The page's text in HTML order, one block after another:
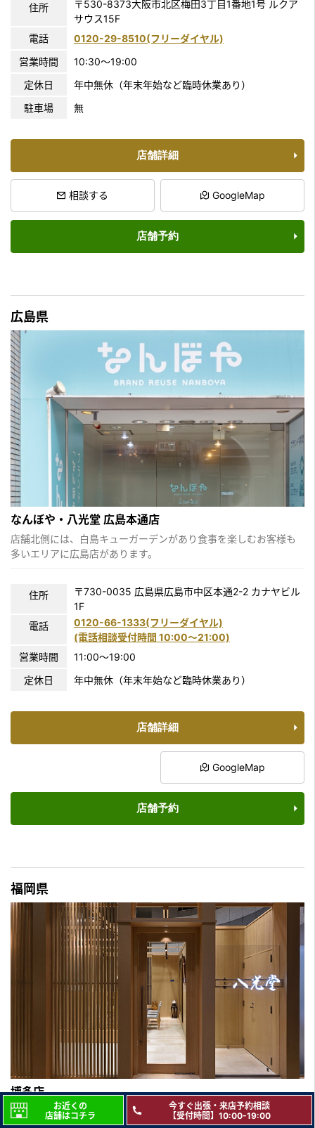
住所
〒530-8373大阪市北区梅田3丁目1番地1号 ルクア
サウス15F
電話
0120-29-8510(フリーダイヤル)
営業時間
10:30〜19:00
定休日
年中無休（年末年始など臨時休業あり）
駐車場
無
店舗詳細
相談する GoogleMap
店舗予約
広島県
なんぼや・八光堂 広島本通店
店舗北側には、白島キューガーデンがあり食事を楽しむお客様も
多いエリアに広島店があります。
住所
〒730-0035 広島県広島市中区本通2-2 カナヤビル
1F
電話
0120-66-1333(フリーダイヤル)
(電話相談受付時間 10:00〜21:00)
営業時間
11:00～19:00
定休日
年中無休（年末年始など臨時休業あり）
店舗詳細
GoogleMap
店舗予約
福岡県
博多店
近くに博多駅・ヨドバシカメラもありショッピングや食事にも便
利なエリアに博多店があります。
お近くの
店舗はコチラ
今すぐ出張・来店予約相談
【受付時間】10:00-19:00